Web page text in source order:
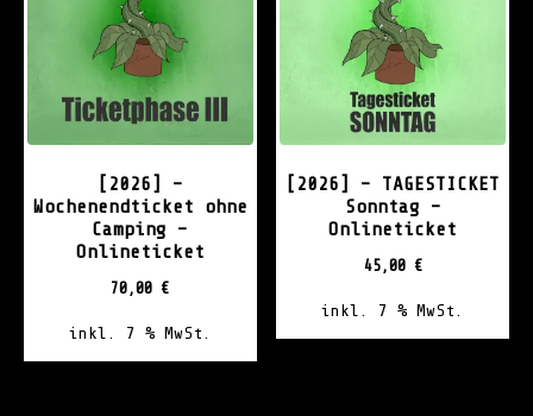
[2026] –
Wochenendticket ohne
Camping –
Onlineticket
70,00 €
inkl. 7 % MwSt.
[2026] – TAGESTICKET
Sonntag –
Onlineticket
45,00 €
inkl. 7 % MwSt.